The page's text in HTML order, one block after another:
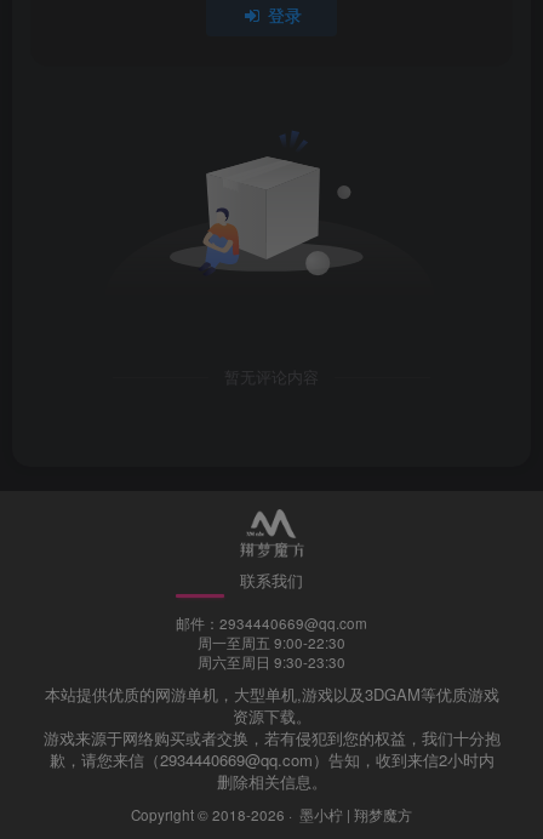
登录
暂无评论内容
联系我们
邮件：2934440669@qq.com
周一至周五 9:00-22:30
周六至周日 9:30-23:30
本站提供优质的网游单机，大型单机,游戏以及3DGAM等优质游戏
资源下载。
游戏来源于网络购买或者交换，若有侵犯到您的权益，我们十分抱
歉，请您来信（2934440669@qq.com）告知，收到来信2小时内
删除相关信息。
Copyright © 2018-2026 · 墨小柠 | 翔梦魔方